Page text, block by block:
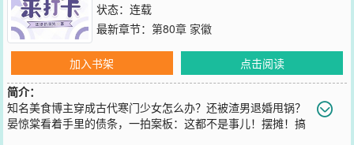
状态：连载
最新章节： 第80章 家徽
加入书架
点击阅读
简介：
知名美食博主穿成古代寒门少女怎么办？还被渣男退婚甩锅？
晏惊棠看着手里的债条，一拍案板：这都不是事儿！摆摊！搞